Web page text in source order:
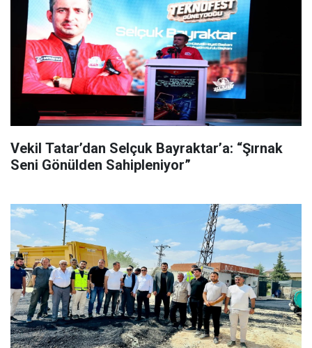
Vekil Tatar’dan Selçuk Bayraktar’a: “Şırnak
Seni Gönülden Sahipleniyor”